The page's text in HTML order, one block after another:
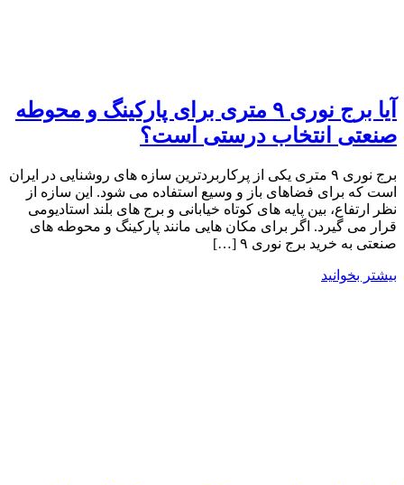
آیا برج نوری ۹ متری برای پارکینگ و محوطه
صنعتی انتخاب درستی است؟
برج نوری ۹ متری یکی از پرکاربردترین سازه‌ های روشنایی در ایران
است که برای فضاهای باز و وسیع استفاده می شود. این سازه از
نظر ارتفاع، بین پایه های کوتاه خیابانی و برج های بلند استادیومی
قرار می ‌گیرد. اگر برای مکان هایی مانند پارکینگ و محوطه های
صنعتی به خرید برج نوری ۹ […]
بیشتر بخوانید